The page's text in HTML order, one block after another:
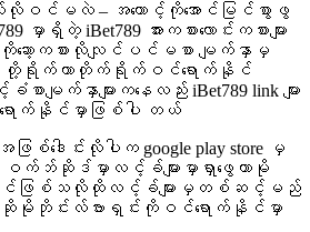
လိုဝင်မလဲ – အကောင့်ကိုအောင်မြင်စွာဖွ
မှာရှိတဲ့ iBet789 အားကစားလောင်းကစားများ
ဆော့ကစားလိုလျင်ပင်မစာ မျက်နှာမှ
တို့ရိုက်ကာတိုက်ရိုက်ဝင်ရောက်နိုင်
ျက်နှာများကနေလည်း iBet789 link များ
ာက်နိုင်မှာဖြစ်ပါ တယ်
ဖြစ်ဒေါင်းလိုပါက google play store မှ
ဝက်ဘ်ဆိုဒ်မှာလင့်ခ်များမှာရှာဖွေကာမို
းနိုင်ဖြစ်သလိုထိုလင့်ခ်များမှတစ်ဆင့်မည်
ဘိုင်းလ်ဗားရှင်းကိုဝင်ရောက်နိုင်မှာ